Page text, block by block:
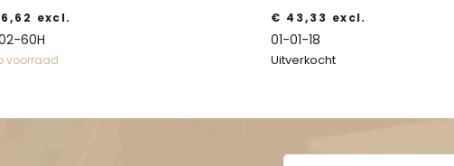
excl.
60H
voorraad
€ 43,33 excl.
01-01-18
Uitverkocht